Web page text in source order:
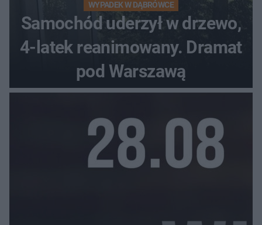
WYPADEK W DĄBRÓWCE
Samochód uderzył w drzewo,
4-latek reanimowany. Dramat
pod Warszawą